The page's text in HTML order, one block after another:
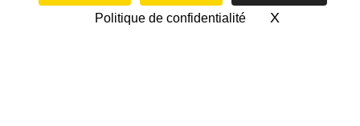
Politique de confidentialité
XMasquer le